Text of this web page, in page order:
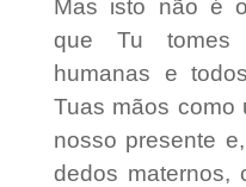
Mas isto não é
que Tu tomes
humanas e
Tuas mãos como
nosso presente
dedos maternos,